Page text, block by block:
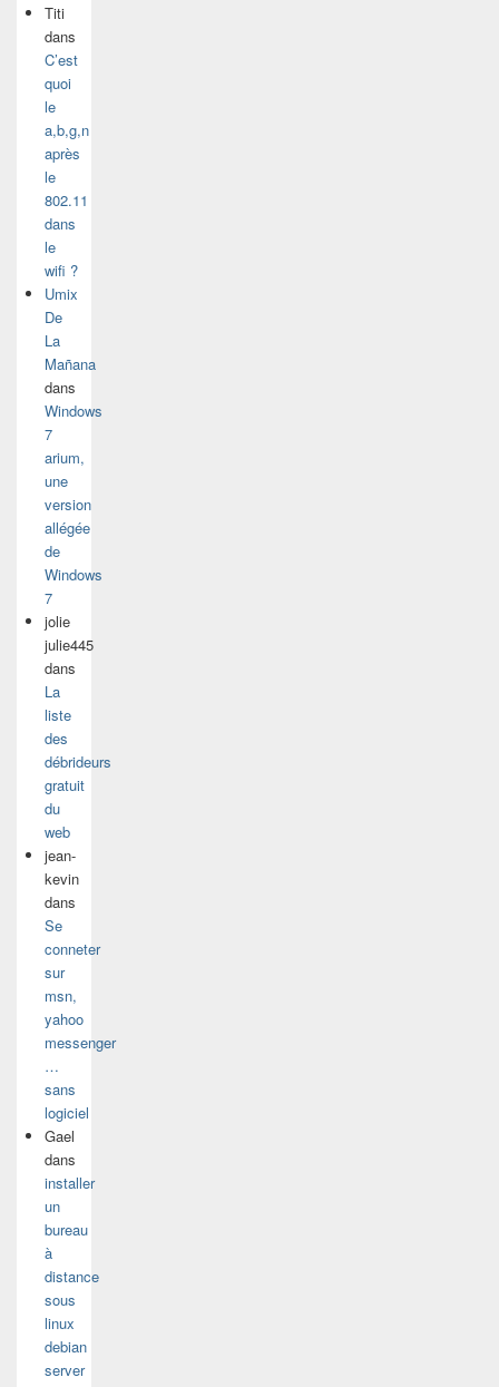
Titi
dans
C’est
quoi
le
a,b,g,n
après
le
802.11
dans
le
wifi ?
Umix
De
La
Mañana
dans
Windows
7
arium,
une
version
allégée
de
Windows
7
jolie
julie445
dans
La
liste
des
débrideurs
gratuit
du
web
jean-
kevin
dans
Se
conneter
sur
msn,
yahoo
messenger
…
sans
logiciel
Gael
dans
installer
un
bureau
à
distance
sous
linux
debian
server